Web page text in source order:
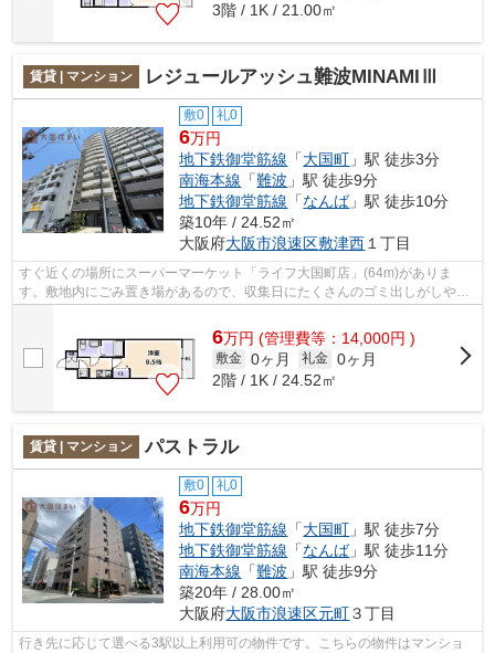
3階 / 1K / 21.00㎡
賃貸 | マンション レジュールアッシュ難波MINAMIⅢ
敷0 礼0
6万円
地下鉄御堂筋線 「大国町 」駅 徒歩3分
南海本線 「難波 」駅 徒歩9分
地下鉄御堂筋線 「なんば」駅 徒歩10分
築10年 / 24.52㎡
大阪府大阪市浪速区敷津西１丁目
すぐ近くの場所にスーパーマーケット「ライフ大国町店」(64m)がありま
す。敷地内にごみ置き場があるので、収集日にたくさんのゴミ出しがしやす
6万円 (管理費等：14,000円 )
敷金 0ヶ月 礼金 0ヶ月
2階 / 1K / 24.52㎡
賃貸 | マンション パストラル
敷0 礼0
6万円
地下鉄御堂筋線 「大国町 」駅 徒歩7分
地下鉄御堂筋線 「なんば」駅 徒歩11分
南海本線 「難波 」駅 徒歩9分
築20年 / 28.00㎡
大阪府大阪市浪速区元町３丁目
行き先に応じて選べる3駅以上利用可の物件です。こちらの物件はマンショ